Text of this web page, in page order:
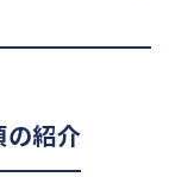
の紹介